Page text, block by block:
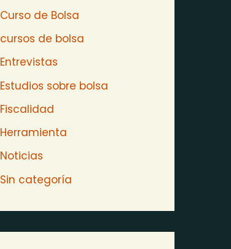
Curso de Bolsa
cursos de bolsa
Entrevistas
Estudios sobre bolsa
Fiscalidad
Herramienta
Noticias
Sin categoría